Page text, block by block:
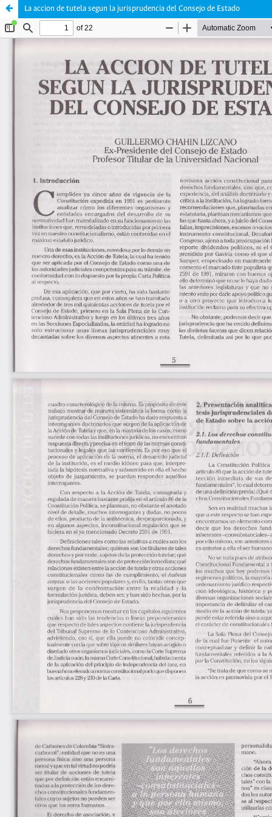
La accion de tutela segun la jurisprudencia del Consejo de Estado